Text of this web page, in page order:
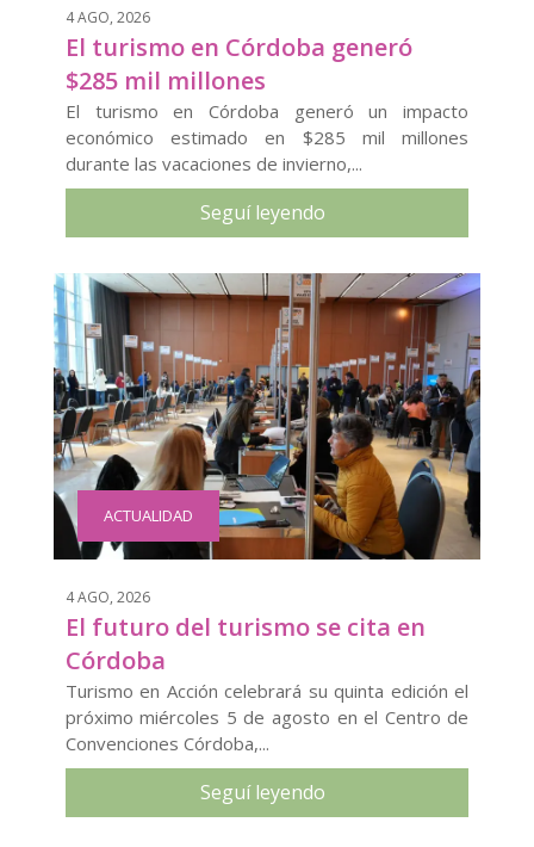
4 AGO, 2026
El turismo en Córdoba generó
$285 mil millones
El turismo en Córdoba generó un impacto
económico estimado en $285 mil millones
durante las vacaciones de invierno,...
Seguí leyendo
ACTUALIDAD
4 AGO, 2026
El futuro del turismo se cita en
Córdoba
Turismo en Acción celebrará su quinta edición el
próximo miércoles 5 de agosto en el Centro de
Convenciones Córdoba,...
Seguí leyendo